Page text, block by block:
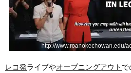
http://www.roanokechowan.edu/
レコ発ライブやオープニングアウト で